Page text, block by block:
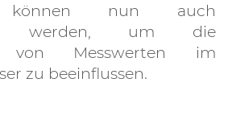
können nun auch
werden, um die
von Messwerten im
zu beeinflussen.